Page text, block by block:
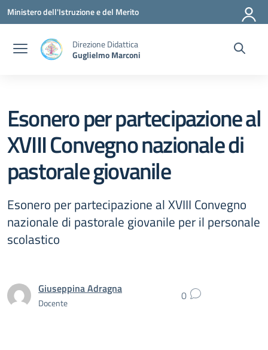
Vai ai contenuti
Vai al menu di navigazione
Vai al footer
Ministero dell'Istruzione e del Merito
Direzione Didattica
Guglielmo Marconi
Esonero per partecipazione al
XVIII Convegno nazionale di
pastorale giovanile
Esonero per partecipazione al XVIII Convegno
nazionale di pastorale giovanile per il personale
scolastico
Giuseppina Adragna
Docente 0